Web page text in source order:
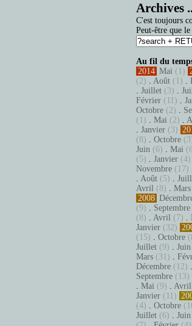
Archives
C'est toujours
Peut-être que
Au fil du
2014 Mai (1)
(2) . Août (1) .
. Juillet (3) .
Février (11) .
Octobre (2) .
(1) . Mai (2) .
. Janvier (3)
(8) . Octobre
Juin (6) . Mai
(5) . Janvier (4)
Novembre (17)
. Août (5) .
Avril (8) . Mars
2008
(9) . Septembre
(8) . Avril (7) .
Janvier (32)
(15) . Octobre
Juillet (9) . Juin
Mars (31) .
Décembre (12) .
Septembre (13)
. Mai (9) . Avril
Janvier (11)
(4) . Octobre
Juillet (6) . Juin